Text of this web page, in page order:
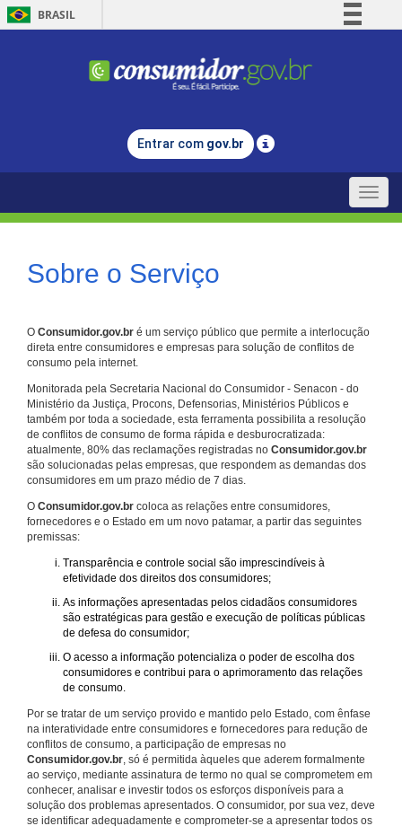
BRASIL
Comunica BR
Legislação
Entrar com gov.br
Toggle
Sobre o Serviço
O Consumidor.gov.br é um serviço público que permite a interlocução
direta entre consumidores e empresas para solução de conflitos de
consumo pela internet.
Monitorada pela Secretaria Nacional do Consumidor - Senacon - do
Ministério da Justiça, Procons, Defensorias, Ministérios Públicos e
também por toda a sociedade, esta ferramenta possibilita a resolução
de conflitos de consumo de forma rápida e desburocratizada:
atualmente, 80% das reclamações registradas no Consumidor.gov.br
são solucionadas pelas empresas, que respondem as demandas dos
consumidores em um prazo médio de 7 dias.
O Consumidor.gov.br coloca as relações entre consumidores,
fornecedores e o Estado em um novo patamar, a partir das seguintes
premissas:
Transparência e controle social são imprescindíveis à
efetividade dos direitos dos consumidores;
As informações apresentadas pelos cidadãos consumidores
são estratégicas para gestão e execução de políticas públicas
de defesa do consumidor;
O acesso a informação potencializa o poder de escolha dos
consumidores e contribui para o aprimoramento das relações
de consumo.
Por se tratar de um serviço provido e mantido pelo Estado, com ênfase
na interatividade entre consumidores e fornecedores para redução de
conflitos de consumo, a participação de empresas no
Consumidor.gov.br, só é permitida àqueles que aderem formalmente
ao serviço, mediante assinatura de termo no qual se comprometem em
conhecer, analisar e investir todos os esforços disponíveis para a
solução dos problemas apresentados. O consumidor, por sua vez, deve
se identificar adequadamente e comprometer-se a apresentar todos os